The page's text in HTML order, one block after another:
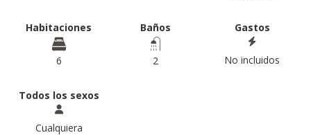
Habitaciones
6
Baños
2
Gastos
No incluidos
Todos los sexos
Cualquiera